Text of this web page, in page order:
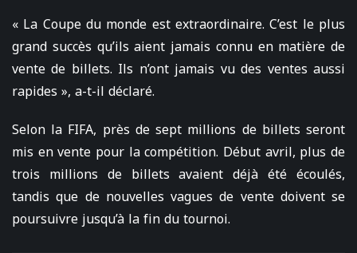
« La Coupe du monde est extraordinaire. C’est le plus
grand succès qu’ils aient jamais connu en matière de
vente de billets. Ils n’ont jamais vu des ventes aussi
rapides », a-t-il déclaré.
Selon la FIFA, près de sept millions de billets seront
mis en vente pour la compétition. Début avril, plus de
trois millions de billets avaient déjà été écoulés,
tandis que de nouvelles vagues de vente doivent se
poursuivre jusqu’à la fin du tournoi.